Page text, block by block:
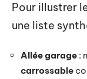
Pour illustrer
une liste
Allée garage :
carrossable